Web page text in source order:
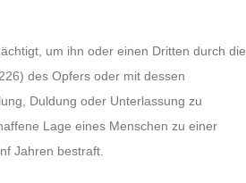
um ihn oder einen Dritten durch die
des Opfers oder mit dessen
Duldung oder Unterlassung zu
Lage eines Menschen zu einer
Jahren bestraft.